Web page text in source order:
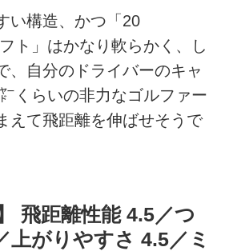
い構造、かつ「20
ト」はかなり軟らかく、し
、自分のドライバーのキャ
くらいの非力なゴルファー
えて飛距離を伸ばせそうで
飛距離性能 4.5／つ
上がりやすさ 4.5／ミ